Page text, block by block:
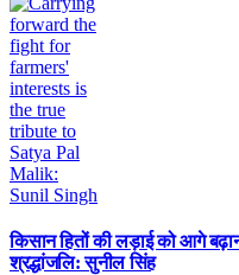
किसान हितों की लड़ाई को आगे
श्रद्धांजलि: सुनील सिंह